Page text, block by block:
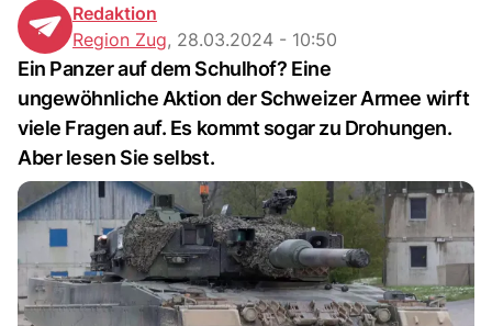
Redaktion
Region Zug, 28.03.2024 - 10:50
Ein Panzer auf dem Schulhof? Eine
ungewöhnliche Aktion der Schweizer Armee wirft
viele Fragen auf. Es kommt sogar zu Drohungen.
Aber lesen Sie selbst.